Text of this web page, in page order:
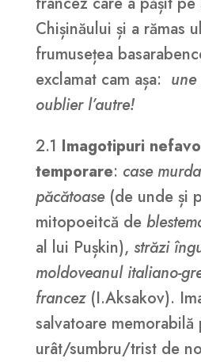
Chișinăului și a rămas
frumusețea
exclamat cam așa:
oublier l’autre!
2.1 Imagotipuri
temporare: case
păcătoase(de unde și
mitopoeitcă de
al lui Pușkin), străzi
moldoveanul italiano-
francez (I.Aksakov).
salvatoare memorabilă
urât/sumbru/trist de